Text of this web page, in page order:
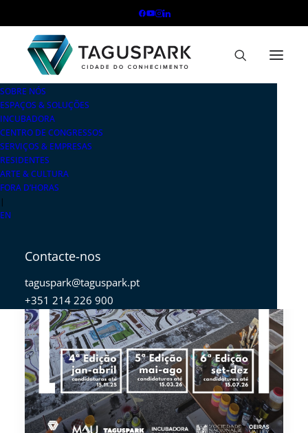
SOBRE NÓS
ESPAÇOS & SOLUÇÕES
INCUBADORA
CENTRO DE CONGRESSOS
SERVIÇOS & EMPRESAS
RESIDENTES
ARTE & CULTURA
FORA D’HORAS
|
EN
Contacte-nos
taguspark@taguspark.pt
+351 214 226 900